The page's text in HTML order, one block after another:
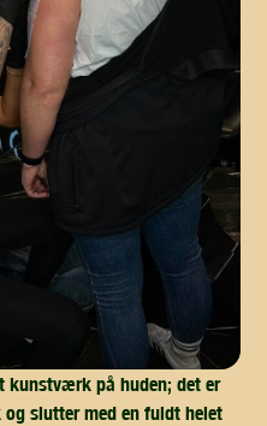
kunstværk på huden; det er
slutter med en fuldt helet